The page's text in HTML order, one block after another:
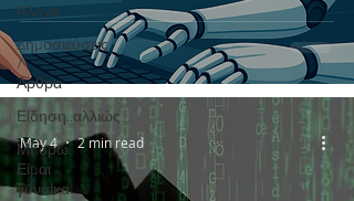
Άλογα
Δημοσιεύσεις
/
Άρθρα
Είδηση..αλλιώς
Μπορώ.
Είμαι
γυναίκα!
May 4 2 min read